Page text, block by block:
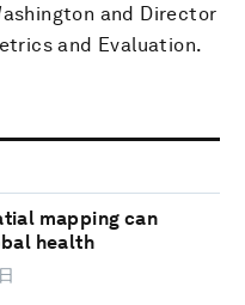
and Director
and Evaluation.
mapping can
health